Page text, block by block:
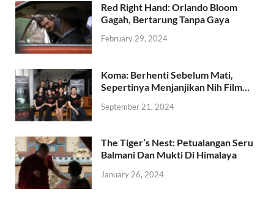
Red Right Hand: Orlando Bloom
Gagah, Bertarung Tanpa Gaya
February 29, 2024
Koma: Berhenti Sebelum Mati,
Sepertinya Menjanjikan Nih Film…
September 21, 2024
The Tiger’s Nest: Petualangan Seru
Balmani Dan Mukti Di Himalaya
January 26, 2024